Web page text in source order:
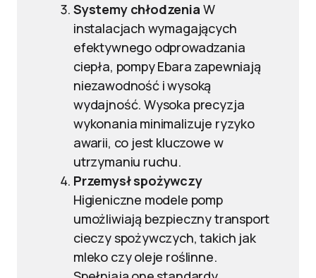
Systemy chłodzenia W
instalacjach wymagających
efektywnego odprowadzania
ciepła, pompy Ebara zapewniają
niezawodność i wysoką
wydajność. Wysoka precyzja
wykonania minimalizuje ryzyko
awarii, co jest kluczowe w
utrzymaniu ruchu.
Przemysł spożywczy
Higieniczne modele pomp
umożliwiają bezpieczny transport
cieczy spożywczych, takich jak
mleko czy oleje roślinne.